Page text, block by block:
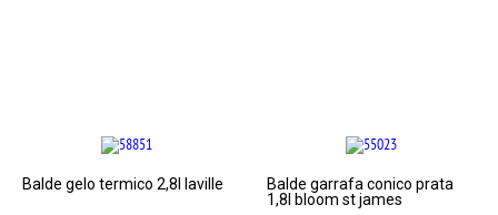
Balde gelo termico 2,8l laville
Balde garrafa conico prata
1,8l bloom st james